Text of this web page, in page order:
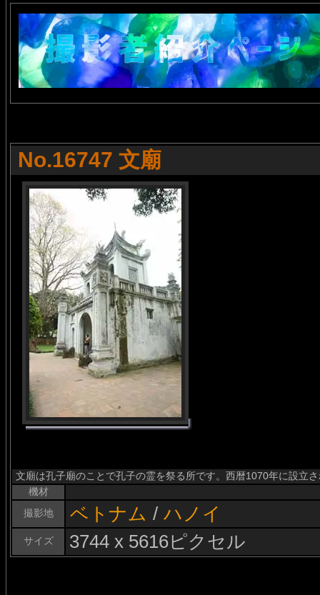
No.16747 文廟
文廟は孔子廟のことで孔子の霊を祭る所です。西暦1070年に設立
機材
撮影地
ベトナム / ハノイ
サイズ 3744 x 5616ピクセル